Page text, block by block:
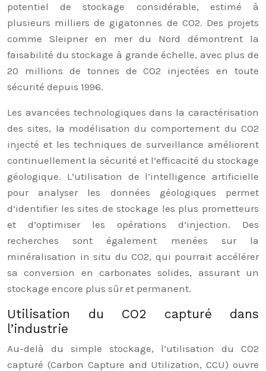
potentiel de stockage considérable, estimé à
plusieurs milliers de gigatonnes de CO2. Des projets
comme Sleipner en mer du Nord démontrent la
faisabilité du stockage à grande échelle, avec plus de
20 millions de tonnes de CO2 injectées en toute
sécurité depuis 1996.
Les avancées technologiques dans la caractérisation
des sites, la modélisation du comportement du CO2
injecté et les techniques de surveillance améliorent
continuellement la sécurité et l’efficacité du stockage
géologique. L’utilisation de l’intelligence artificielle
pour analyser les données géologiques permet
d’identifier les sites de stockage les plus prometteurs
et d’optimiser les opérations d’injection. Des
recherches sont également menées sur la
minéralisation in situ du CO2, qui pourrait accélérer
sa conversion en carbonates solides, assurant un
stockage encore plus sûr et permanent.
Utilisation du CO2 capturé dans
l’industrie
Au-delà du simple stockage, l’utilisation du CO2
capturé (Carbon Capture and Utilization, CCU) ouvre